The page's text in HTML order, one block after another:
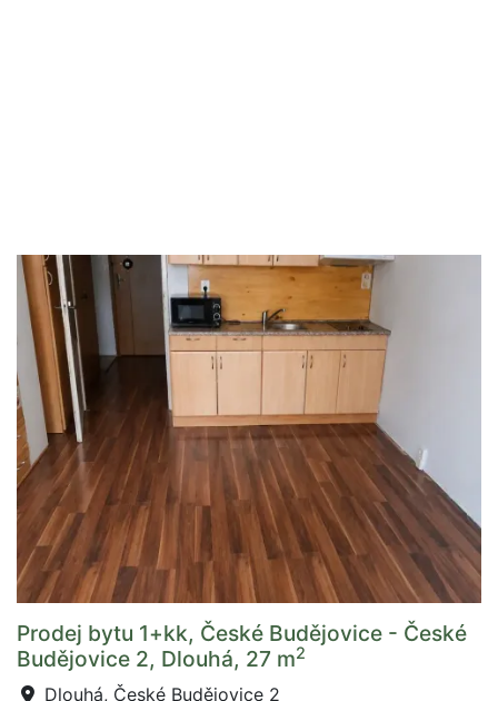
Prodej bytu 1+kk, České Budějovice - České
Budějovice 2, Dlouhá, 27 m2
Dlouhá, České Budějovice 2